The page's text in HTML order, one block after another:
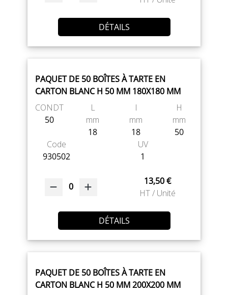
DÉTAILS
PAQUET DE 50 BOÎTES À TARTE EN
CARTON BLANC H 50 MM 180X180 MM
CONDT
50
L
mm
18
l
mm
18
H
mm
50
Code
930502
UV
1
0
13,50 €
HT / Unité
DÉTAILS
PAQUET DE 50 BOÎTES À TARTE EN
CARTON BLANC H 50 MM 200X200 MM